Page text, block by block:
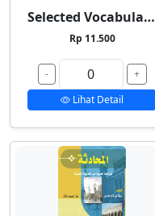
Selected Vocabularies 1
Rp 11.500
-
+
Lihat Detail